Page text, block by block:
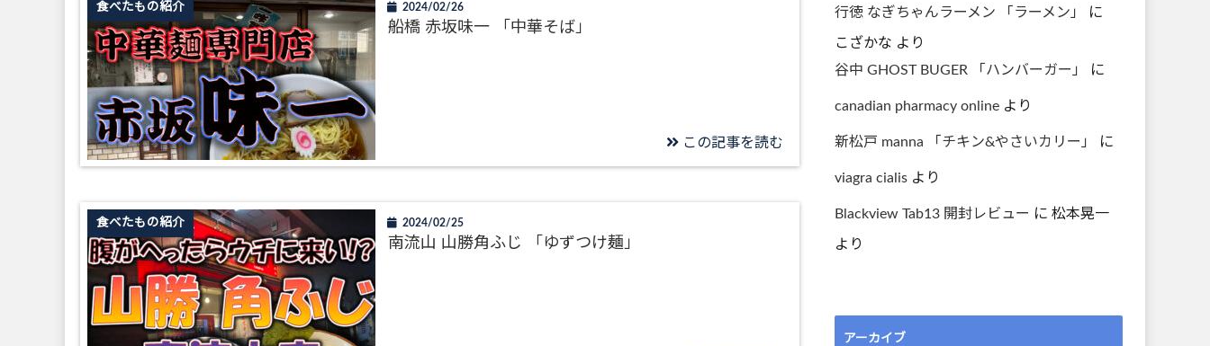
食べたもの紹介 2024/02/26
船橋 赤坂味一 「中華そば」
この記事を読む
食べたもの紹介 2024/02/25
南流山 山勝角ふじ 「ゆずつけ麺」
行徳 なぎちゃんラーメン 「ラーメン」 に
こざかな より
谷中 GHOST BUGER 「ハンバーガー」
に
canadian pharmacy online より
新松戸 manna 「チキン&やさいカリー」 に
viagra cialis より
Blackview Tab13 開封レビュー に 松本晃一
より
アーカイブ